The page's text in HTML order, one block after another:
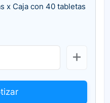
x Caja con 40 tabletas